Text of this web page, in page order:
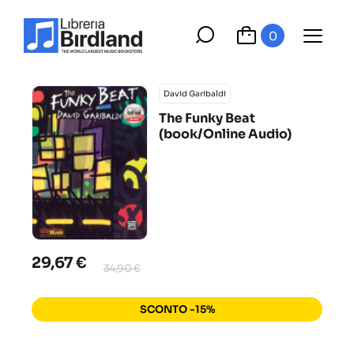
0
David Garibaldi
The Funky Beat
(book/Online Audio)
29,67 € 34,90 €
SCONTO -15%